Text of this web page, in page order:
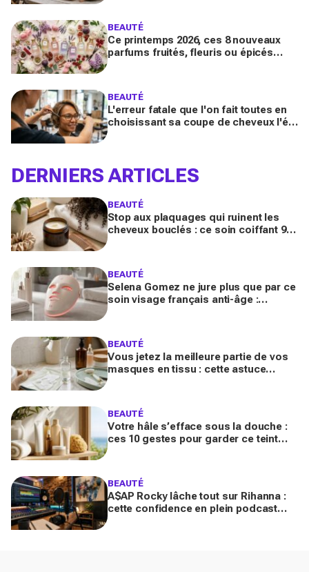
BEAUTÉ
Ce printemps 2026, ces 8 nouveaux
parfums fruités, fleuris ou épicés
BEAUTÉ
L'erreur fatale que l'on fait toutes en
choisissant sa coupe de cheveux l'été
DERNIERS ARTICLES
BEAUTÉ
Stop aux plaquages qui ruinent les
cheveux bouclés : ce soin coiffant 98
BEAUTÉ
Selena Gomez ne jure plus que par ce
soin visage français anti-âge :
BEAUTÉ
Vous jetez la meilleure partie de vos
masques en tissu : cette astuce
BEAUTÉ
Votre hâle s’efface sous la douche :
ces 10 gestes pour garder ce teint
BEAUTÉ
A$AP Rocky lâche tout sur Rihanna :
cette confidence en plein podcast